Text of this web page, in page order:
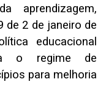
aprendizagem,
de 2 de janeiro de
educacional
o regime de
para melhoria